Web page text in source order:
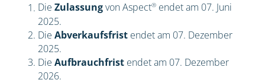
Die Zulassungvon Aspect®endet am 07. Juni
2025.
Die Abverkaufsfrist endet am 07. Dezember
2025.
Die Aufbrauchfrist endet am 07. Dezember
2026.